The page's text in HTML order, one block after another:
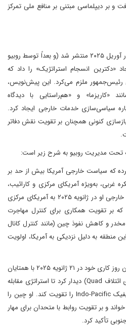
بر دیپلماسی مبتنی بر منافع ملی تمرکز
یک پیش‌نویس دستور اجرایی که در آوریل ۲۰۲۵ منتشر شد (و بعداً توسط روبیو
«دکترین انسجام استراتژیک» را داد که
رئیس‌جمهور ملزم می‌کرد. این پیش‌نویس،
«کاریزما» و «هم‌راستایی با دیدگاه
سیاسی‌سازی خدمات خارجی ایجاد کرد.
بازسازی کنونی همچنان بر تقویت نقش دفاتر
تحت مدیریت روبیو به شرح زیر است:
کرده که سیاست خارجی آمریکا بیش از حد بر
غربی، به‌ویژه آمریکای مرکزی و کارائیب،
نادیده گرفته شده است. اولین سفر خارجی او در ژانویه ۲۰۲۵ به آمریکای مرکزی
که بر تقویت همکاری برای کنترل مهاجرت
مخدر و کاهش نفوذ چین (مانند کنترل کانال
منطقه به دلیل نزدیکی به آمریکا، اولویت
روبیو در اولین روز کاری خود در ۲۱ ژانویه ۲۰۲۵ با همتایان
خود از هند، ژاپن، و استرالیا (اعضای ائتلاف Quad) دیدار کرد تا استراتژی مقابله
با نفوذ چین در منطقه ایندو – پسیفیک Indo-Pacific را تقویت کند. او چین را
و بر تقویت روابط با متحدان برای مهار
تأکید کرد.